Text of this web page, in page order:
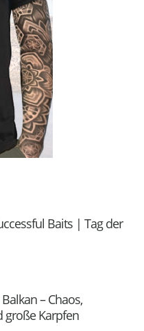
Baits | Tag der
– Chaos,
große Karpfen